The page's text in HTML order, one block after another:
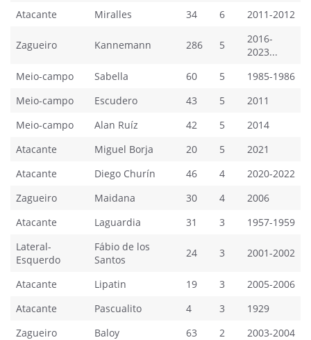
Atacante
Miralles 34 6 2011-2012
Zagueiro Kannemann 286 5
2016-
2023...
Meio-campo
Sabella 60 5
1985-1986
Meio-campo
Escudero 43 5
2011
Meio-campo
Alan Ruíz 42 5
2014
Atacante
Miguel Borja 20 5
2021
Atacante
Diego Churín 46 4
2020-2022
Zagueiro
Maidana 30 4
2006
Atacante
Laguardia 31 3
1957-1959
Lateral-
Esquerdo
Fábio de los
Santos
24 3 2001-2002
Atacante Lipatin 19 3
2005-2006
Atacante
Pascualito 4 3
1929
Zagueiro
Baloy 63 2
2003-2004